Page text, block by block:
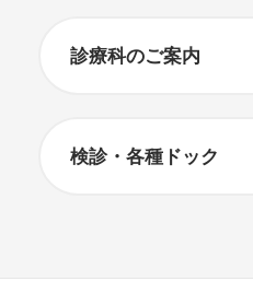
診療科のご案内
検診・各種ドック